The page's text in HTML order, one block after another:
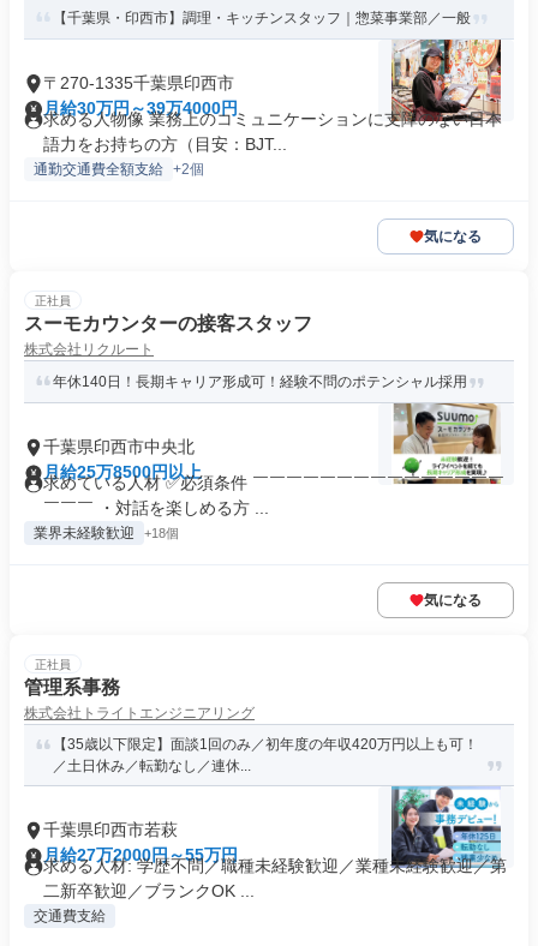
【千葉県・印西市】調理・キッチンスタッフ｜惣菜事業部／一般
〒270-1335千葉県印西市
月給30万円～39万4000円
求める人物像 業務上のコミュニケーションに支障のない日本
語力をお持ちの方（目安：BJT...
通勤交通費全額支給 +2個
気になる
正社員
スーモカウンターの接客スタッフ
株式会社リクルート
年休140日！長期キャリア形成可！経験不問のポテンシャル採用
千葉県印西市中央北
月給25万8500円以上
求めている人材 ✅必須条件 ￣￣￣￣￣￣￣￣￣￣￣￣￣￣￣
￣￣￣ ・対話を楽しめる方 ...
業界未経験歓迎 +18個
気になる
正社員
管理系事務
株式会社トライトエンジニアリング
【35歳以下限定】面談1回のみ／初年度の年収420万円以上も可！
／土日休み／転勤なし／連休...
千葉県印西市若萩
月給27万2000円～55万円
求める人材: 学歴不問／職種未経験歓迎／業種未経験歓迎／第
二新卒歓迎／ブランクOK ...
交通費支給